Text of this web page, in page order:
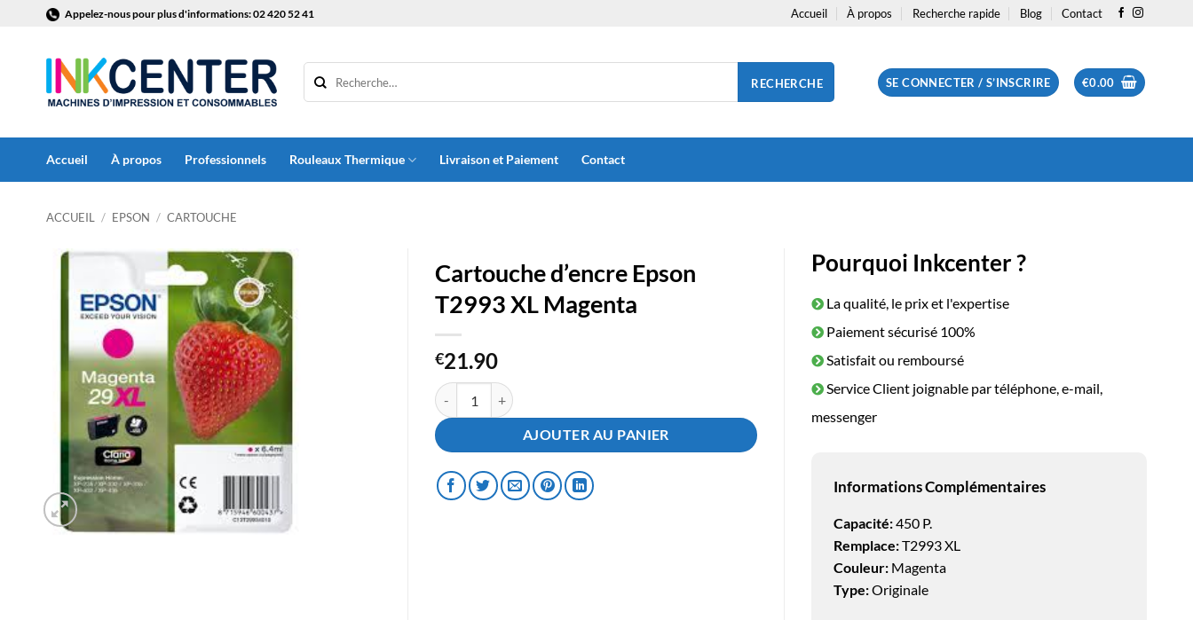
contenu
Appelez-nous pour plus d'informations: 02 420 52 41 Accueil À propos Recherche rapide Blog Contact
RECHERCHE SE CONNECTER / S’INSCRIRE €0.00
Accueil À propos Professionnels Rouleaux Thermique Livraison et Paiement Contact
ACCUEIL / EPSON / CARTOUCHE
Cartouche d’encre Epson
T2993 XL Magenta
€21.90
quantité de Cartouche d'encre Epson T2993 XL Magenta
AJOUTER AU PANIER
Pourquoi Inkcenter ?
La qualité, le prix et l'expertise
Paiement sécurisé 100%
Satisfait ou remboursé
Service Client joignable par téléphone, e-mail,
messenger
Informations Complémentaires
Capacité:450 P.
Remplace:T2993 XL
Couleur: Magenta
Type:Originale